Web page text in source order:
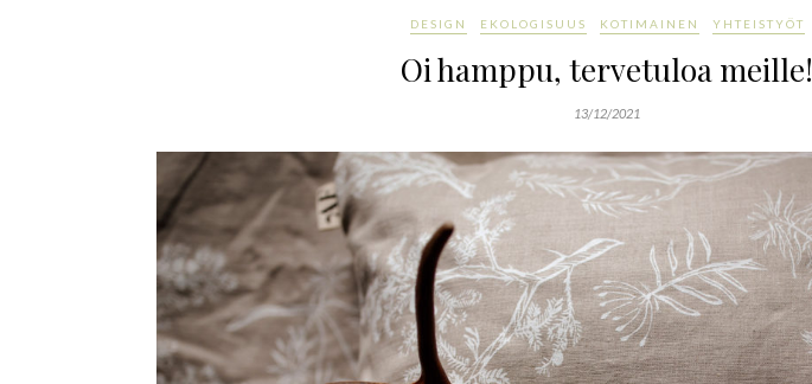
DESIGN EKOLOGISUUS KOTIMAINEN YHTEISTYÖT
Oi hamppu, tervetuloa meille!
13/12/2021